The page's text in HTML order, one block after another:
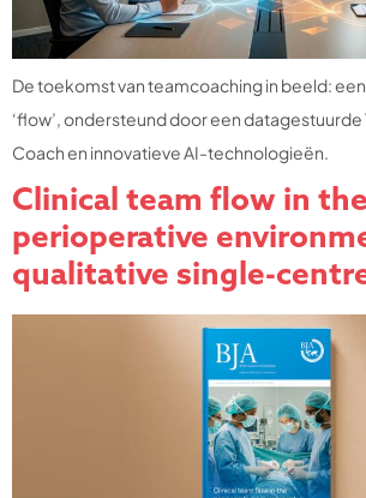
De toekomst van teamcoaching in beeld:
‘flow’, ondersteund door een datagestuurde
Coach en innovatieve AI-technologieën.
Clinical team flow in the
perioperative
qualitative single-